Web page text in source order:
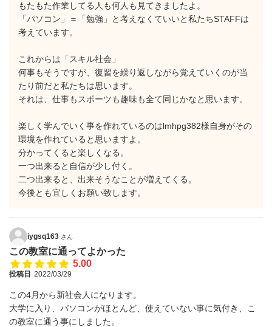
もたもた作業してる人も何人も見てきましたよ。
「パソコン」＝「勉強」と考えなくていいと私たちSTAFFは
考えています。
これからは「スキル社会」
何事もそうですが、復習を繰り返しながら覚えていくのが当
たり前だと私たちは思います。
それは、仕事もスポーツも趣味も全て同じかなと思います。
楽しく学んでいく事を作れているのはlmhpg382様自身がその
環境を作れていると思いますよ。
分かってくると楽しくなる。
一つ出来ると自信が少し付く。
二つ出来ると、出来そうなことが増えてくる。
今後とも宜しくお願い致します。
iygsq163 さん
この教室に通ってよかった
5.00
投稿日 2022/03/29
この4月から新社会人になります。
大学に入り、パソコンがほとんど、使えていない事に気付き、こ
の教室に通う事にしました。